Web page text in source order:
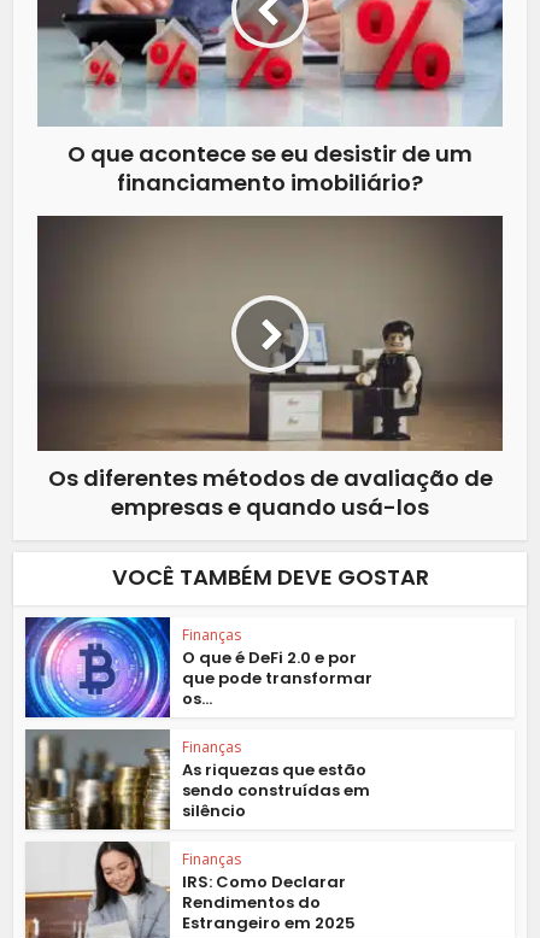
O que acontece se eu desistir de um
financiamento imobiliário?
Os diferentes métodos de avaliação de
empresas e quando usá-los
VOCÊ TAMBÉM DEVE GOSTAR
Finanças
O que é DeFi 2.0 e por
que pode transformar
os...
Finanças
As riquezas que estão
sendo construídas em
silêncio
Finanças
IRS: Como Declarar
Rendimentos do
Estrangeiro em 2025